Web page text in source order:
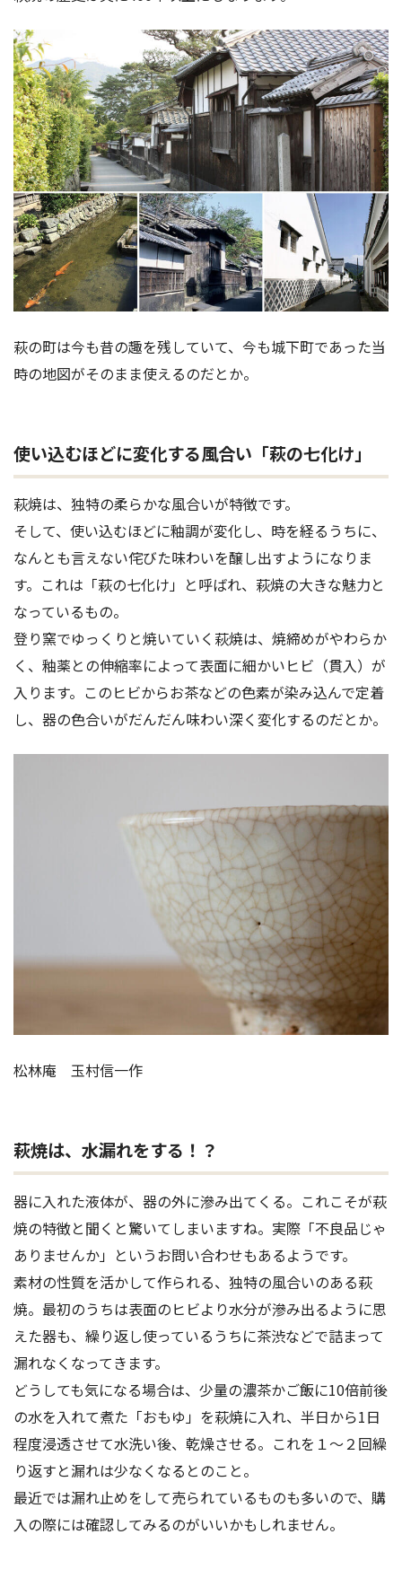
萩の町は今も昔の趣を残していて、今も城下町であった当
時の地図がそのまま使えるのだとか。
使い込むほどに変化する風合い「萩の七化け」
萩焼は、独特の柔らかな風合いが特徴です。
そして、使い込むほどに釉調が変化し、時を経るうちに、
なんとも言えない侘びた味わいを醸し出すようになりま
す。これは「萩の七化け」と呼ばれ、萩焼の大きな魅力と
なっているもの。
登り窯でゆっくりと焼いていく萩焼は、焼締めがやわらか
く、釉薬との伸縮率によって表面に細かいヒビ（貫入）が
入ります。このヒビからお茶などの色素が染み込んで定着
し、器の色合いがだんだん味わい深く変化するのだとか。
松林庵 玉村信一作
萩焼は、水漏れをする！？
器に入れた液体が、器の外に滲み出てくる。これこそが萩
焼の特徴と聞くと驚いてしまいますね。実際「不良品じゃ
ありませんか」というお問い合わせもあるようです。
素材の性質を活かして作られる、独特の風合いのある萩
焼。最初のうちは表面のヒビより水分が滲み出るように思
えた器も、繰り返し使っているうちに茶渋などで詰まって
漏れなくなってきます。
どうしても気になる場合は、少量の濃茶かご飯に10倍前後
の水を入れて煮た「おもゆ」を萩焼に入れ、半日から1日
程度浸透させて水洗い後、乾燥させる。これを１〜２回繰
り返すと漏れは少なくなるとのこと。
最近では漏れ止めをして売られているものも多いので、購
入の際には確認してみるのがいいかもしれません。